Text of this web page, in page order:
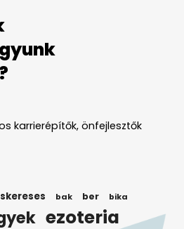
karrierépítők, önfejlesztők
bak ber bika
ezoteria